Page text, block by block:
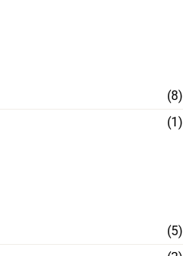
(8)
(1)
(5)